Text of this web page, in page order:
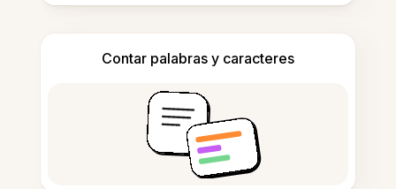
Contar palabras y caracteres